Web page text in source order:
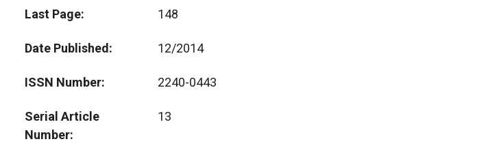
Last Page 148
Date Published 12/2014
ISSN Number 2240-0443
Serial Article
Number
13